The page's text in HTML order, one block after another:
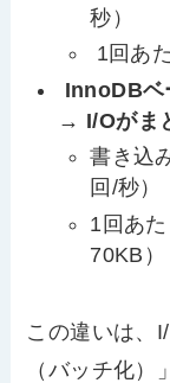
秒）
1回あ
InnoDBベ
→ I/Oがま
書き込
回/秒）
1回あ
70KB）
この違いは、
（バッチ化）